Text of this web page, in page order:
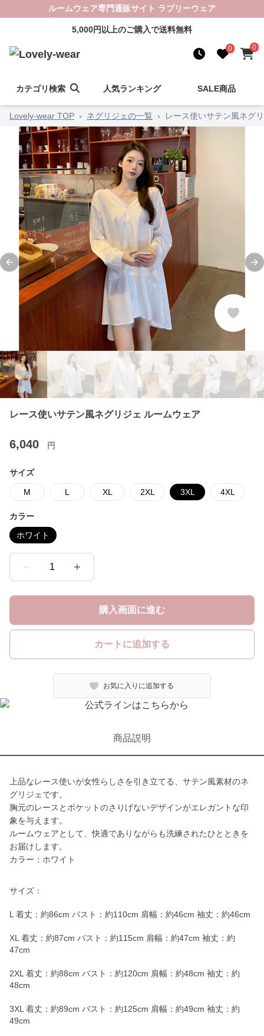
ルームウェア専門通販サイト ラブリーウェア
5,000円以上のご購入で送料無料
0 0
カテゴリ検索 人気ランキング SALE商品
Lovely-wear TOP › ネグリジェの一覧 › レース使いサテン風ネグ
Previous slide
レース使いサテン風ネグリジェ ルームウェア
6,040 円
サイズ
M L XL 2XL 3XL 4XL
カラー
ホワイト
1
購入画面に進む
カートに追加する
お気に入りに追加する
商品説明
上品なレース使いが女性らしさを引き立てる、サテン風素材のネ
グリジェです。
胸元のレースとポケットのさりげないデザインがエレガントな印
象を与えます。
ルームウェアとして、快適でありながらも洗練されたひとときを
お届けします。
カラー：ホワイト
サイズ：
L 着丈：約86cm バスト：約110cm 肩幅：約46cm 袖丈：約46cm
XL 着丈：約87cm バスト：約115cm 肩幅：約47cm 袖丈：約
47cm
2XL 着丈：約88cm バスト：約120cm 肩幅：約48cm 袖丈：約
48cm
3XL 着丈：約89cm バスト：約125cm 肩幅：約49cm 袖丈：約
49cm